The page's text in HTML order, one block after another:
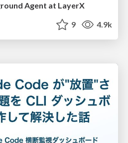
Agent at LayerX
9 4.9k